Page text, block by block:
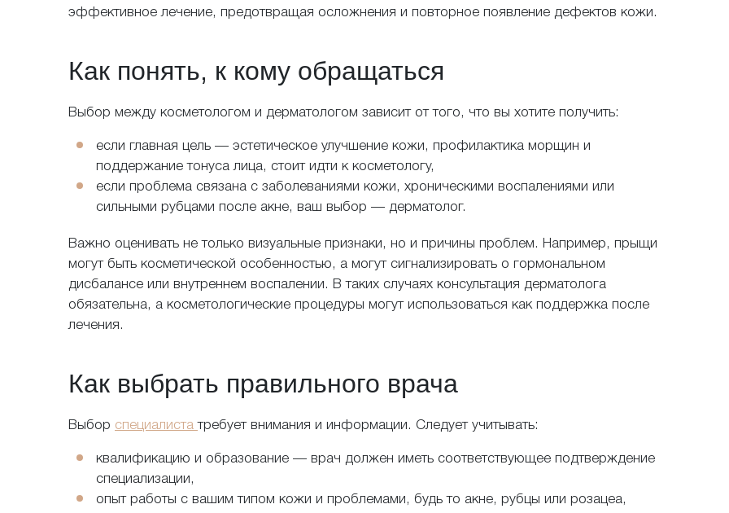
эффективное лечение, предотвращая осложнения и повторное появление дефектов кожи.
Как понять, к кому обращаться
Выбор между косметологом и дерматологом зависит от того, что вы хотите получить:
если главная цель — эстетическое улучшение кожи, профилактика морщин и
поддержание тонуса лица, стоит идти к косметологу,
если проблема связана с заболеваниями кожи, хроническими воспалениями или
сильными рубцами после акне, ваш выбор — дерматолог.
Важно оценивать не только визуальные признаки, но и причины проблем. Например, прыщи
могут быть косметической особенностью, а могут сигнализировать о гормональном
дисбалансе или внутреннем воспалении. В таких случаях консультация дерматолога
обязательна, а косметологические процедуры могут использоваться как поддержка после
лечения.
Как выбрать правильного врача
Выбор специалистатребует внимания и информации. Следует учитывать:
квалификацию и образование — врач должен иметь соответствующее подтверждение
специализации,
опыт работы с вашим типом кожи и проблемами, будь то акне, рубцы или розацеа,
Задайте свой вопрос
Я даю согласие на обработку персональных данных и принимаю